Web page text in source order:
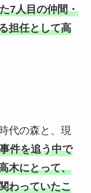
7人目の仲間・
担任として高
代の森と、現
件を追う中で
木にとって、
わっていたこ